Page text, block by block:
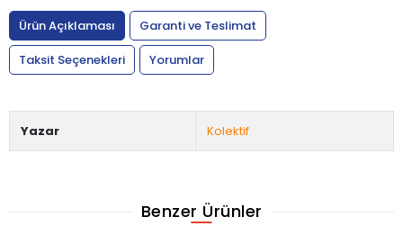
Ürün Açıklaması
Garanti ve Teslimat
Taksit Seçenekleri
Yorumlar
Yazar Kolektif
Benzer Ürünler